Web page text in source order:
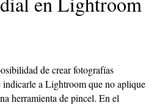
de crear fotografías
a Lightroom que no aplique
herramienta de pincel. En el